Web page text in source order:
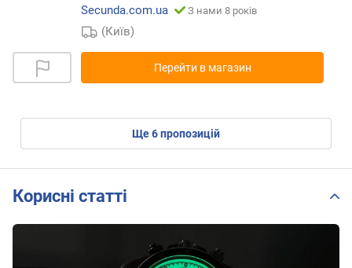
Secunda.com.ua
З нами 8 років
(Київ)
Перейти в магазин
ще6пропозицій
Корисні статті